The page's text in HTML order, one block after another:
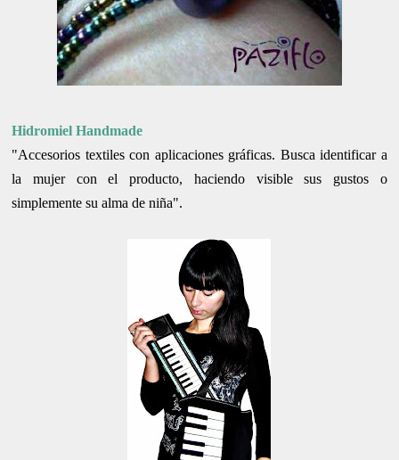
Hidromiel Handmade
"Accesorios textiles con aplicaciones gráficas. Busca identificar a
la mujer con el producto, haciendo visible sus gustos o
simplemente su alma de niña".